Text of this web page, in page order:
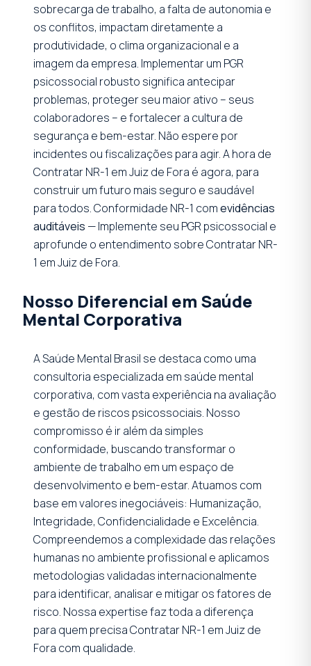
sobrecarga de trabalho, a falta de autonomia e
os conflitos, impactam diretamente a
produtividade, o clima organizacional e a
imagem da empresa. Implementar um PGR
psicossocial robusto significa antecipar
problemas, proteger seu maior ativo – seus
colaboradores – e fortalecer a cultura de
segurança e bem-estar. Não espere por
incidentes ou fiscalizações para agir. A hora de
Contratar NR-1 em Juiz de Fora é agora, para
construir um futuro mais seguro e saudável
para todos. Conformidade NR-1 comevidências
auditáveis — Implemente seu PGR psicossocial e
aprofunde o entendimento sobre Contratar NR-
1 em Juiz de Fora.
Nosso Diferencial em Saúde
Mental Corporativa
A Saúde Mental Brasil se destaca como uma
consultoria especializada em saúde mental
corporativa, com vasta experiência na avaliação
e gestão de riscos psicossociais. Nosso
compromisso é ir além da simples
conformidade, buscando transformar o
ambiente de trabalho em um espaço de
desenvolvimento e bem-estar. Atuamos com
base em valores inegociáveis: Humanização,
Integridade, Confidencialidade e Excelência.
Compreendemos a complexidade das relações
humanas no ambiente profissional e aplicamos
metodologias validadas internacionalmente
para identificar, analisar e mitigar os fatores de
risco. Nossa expertise faz toda a diferença
para quem precisa Contratar NR-1 em Juiz de
Fora com qualidade.